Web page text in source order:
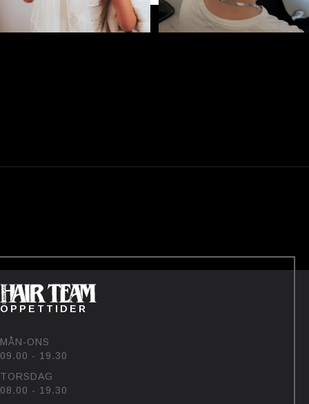
ÖPPETTIDER
MÅN-ONS
09.00 - 19.30
TORSDAG
08.00 - 19.30